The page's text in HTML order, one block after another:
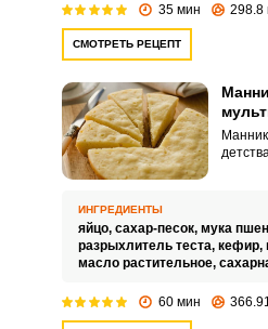
35 мин 298.8
СМОТРЕТЬ РЕЦЕПТ
ИНГРЕДИЕНТЫ
яйцо, сахар-песок, мука
разрыхлитель теста, кефир,
масло растительное,
60 мин